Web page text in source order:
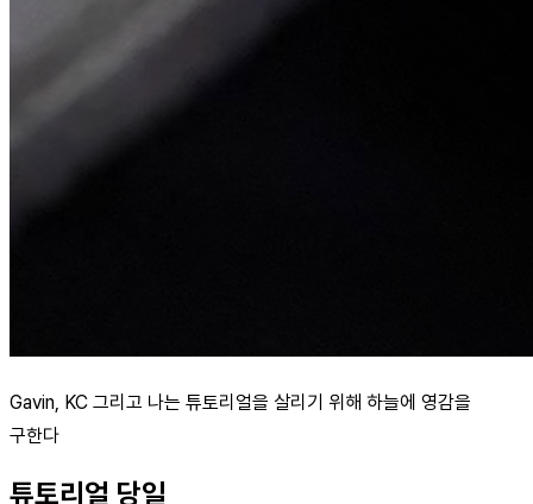
Gavin, KC 그리고 나는 튜토리얼을 살리기 위해 하늘에 영감을
구한다
튜토리얼 당일